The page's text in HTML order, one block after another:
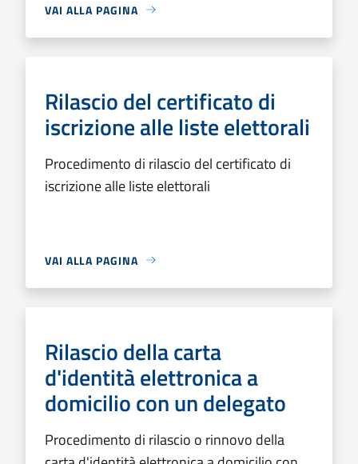
VAI ALLA PAGINA
Rilascio del certificato di
iscrizione alle liste elettorali
Procedimento di rilascio del certificato di
iscrizione alle liste elettorali
VAI ALLA PAGINA
Rilascio della carta
d'identità elettronica a
domicilio con un delegato
Procedimento di rilascio o rinnovo della